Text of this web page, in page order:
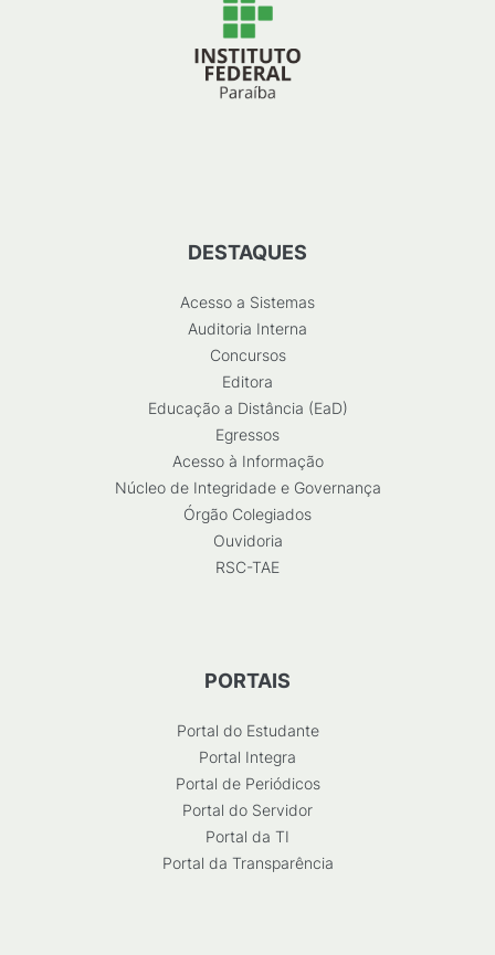
DESTAQUES
Acesso a Sistemas
Auditoria Interna
Concursos
Editora
Educação a Distância (EaD)
Egressos
Acesso à Informação
Núcleo de Integridade e Governança
Órgão Colegiados
Ouvidoria
RSC-TAE
PORTAIS
Portal do Estudante
Portal Integra
Portal de Periódicos
Portal do Servidor
Portal da TI
Portal da Transparência